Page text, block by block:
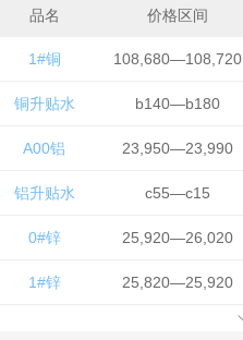
品名 价格区间
1#铜 108,680—108,720
铜升贴水 b140—b180
A00铝 23,950—23,990
铝升贴水 c55—c15
0#锌 25,920—26,020
1#锌 25,820—25,920